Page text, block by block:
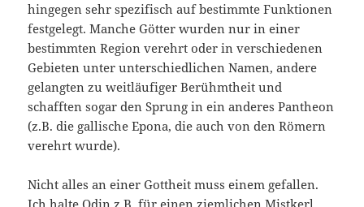
hingegen sehr spezifisch auf bestimmte Funktionen
festgelegt. Manche Götter wurden nur in einer
bestimmten Region verehrt oder in verschiedenen
Gebieten unter unterschiedlichen Namen, andere
gelangten zu weitläufiger Berühmtheit und
schafften sogar den Sprung in ein anderes Pantheon
(z.B. die gallische Epona, die auch von den Römern
verehrt wurde).
Nicht alles an einer Gottheit muss einem gefallen.